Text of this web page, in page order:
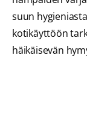
suun
kotikäyttöön
häikäisevän